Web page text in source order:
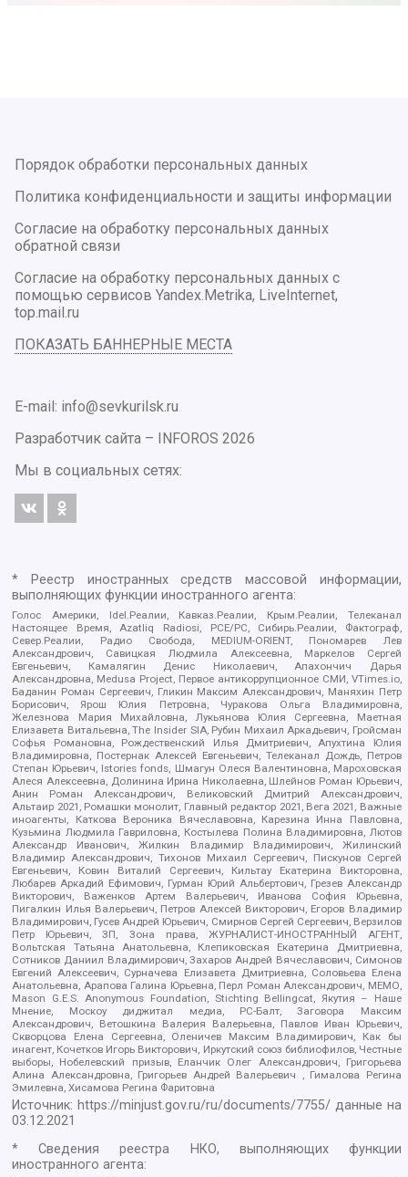
Порядок обработки персональных данных
Политика конфиденциальности и защиты информации
Согласие на обработку персональных данных
обратной связи
Согласие на обработку персональных данных с
помощью сервисов Yandex.Metrika, LiveInternet,
top.mail.ru
ПОКАЗАТЬ БАННЕРНЫЕ МЕСТА
E-mail: info@sevkurilsk.ru
Разработчик сайта –
INFOROS 2026
Мы в социальных сетях:
* Реестр иностранных средств массовой информации,
выполняющих функции иностранного агента:
Голос Америки, Idel.Реалии, Кавказ.Реалии, Крым.Реалии, Телеканал
Настоящее Время, Azatliq Radiosi, PCE/PC, Сибирь.Реалии, Фактограф,
Север.Реалии, Радио Свобода, MEDIUM-ORIENT, Пономарев Лев
Александрович, Савицкая Людмила Алексеевна, Маркелов Сергей
Евгеньевич, Камалягин Денис Николаевич, Апахончич Дарья
Александровна, Medusa Project, Первое антикоррупционное СМИ, VTimes.io,
Баданин Роман Сергеевич, Гликин Максим Александрович, Маняхин Петр
Борисович, Ярош Юлия Петровна, Чуракова Ольга Владимировна,
Железнова Мария Михайловна, Лукьянова Юлия Сергеевна, Маетная
Елизавета Витальевна, The Insider SIA, Рубин Михаил Аркадьевич, Гройсман
Софья Романовна, Рождественский Илья Дмитриевич, Апухтина Юлия
Владимировна, Постернак Алексей Евгеньевич, Телеканал Дождь, Петров
Степан Юрьевич, Istories fonds, Шмагун Олеся Валентиновна, Мароховская
Алеся Алексеевна, Долинина Ирина Николаевна, Шлейнов Роман Юрьевич,
Анин Роман Александрович, Великовский Дмитрий Александрович,
Альтаир 2021, Ромашки монолит, Главный редактор 2021, Вега 2021, Важные
иноагенты, Каткова Вероника Вячеславовна, Карезина Инна Павловна,
Кузьмина Людмила Гавриловна, Костылева Полина Владимировна, Лютов
Александр Иванович, Жилкин Владимир Владимирович, Жилинский
Владимир Александрович, Тихонов Михаил Сергеевич, Пискунов Сергей
Евгеньевич, Ковин Виталий Сергеевич, Кильтау Екатерина Викторовна,
Любарев Аркадий Ефимович, Гурман Юрий Альбертович, Грезев Александр
Викторович, Важенков Артем Валерьевич, Иванова София Юрьевна,
Пигалкин Илья Валерьевич, Петров Алексей Викторович, Егоров Владимир
Владимирович, Гусев Андрей Юрьевич, Смирнов Сергей Сергеевич, Верзилов
Петр Юрьевич, ЗП, Зона права, ЖУРНАЛИСТ-ИНОСТРАННЫЙ АГЕНТ,
Вольтская Татьяна Анатольевна, Клепиковская Екатерина Дмитриевна,
Сотников Даниил Владимирович, Захаров Андрей Вячеславович, Симонов
Евгений Алексеевич, Сурначева Елизавета Дмитриевна, Соловьева Елена
Анатольевна, Арапова Галина Юрьевна, Перл Роман Александрович, МЕМО,
Mason G.E.S. Anonymous Foundation, Stichting Bellingcat, Якутия – Наше
Мнение, Москоу диджитал медиа, РС-Балт, Заговора Максим
Александрович, Ветошкина Валерия Валерьевна, Павлов Иван Юрьевич,
Скворцова Елена Сергеевна, Оленичев Максим Владимирович, Как бы
инагент, Кочетков Игорь Викторович, Иркутский союз библиофилов, Честные
выборы, Нобелевский призыв, Еланчик Олег Александрович, Григорьева
Алина Александровна, Григорьев Андрей Валерьевич , Гималова Регина
Эмилевна, Хисамова Регина Фаритовна
Источник: https://minjust.gov.ru/ru/documents/7755/ данные на
03.12.2021
* Сведения реестра НКО, выполняющих функции
иностранного агента: